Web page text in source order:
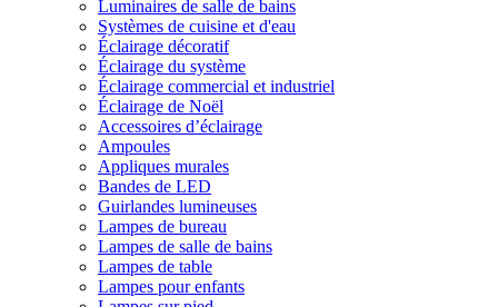
Luminaires de salle de bains
Systèmes de cuisine et d'eau
Éclairage décoratif
Éclairage du système
Éclairage commercial et industriel
Éclairage de Noël
Accessoires d’éclairage
Ampoules
Appliques murales
Bandes de LED
Guirlandes lumineuses
Lampes de bureau
Lampes de salle de bains
Lampes de table
Lampes pour enfants